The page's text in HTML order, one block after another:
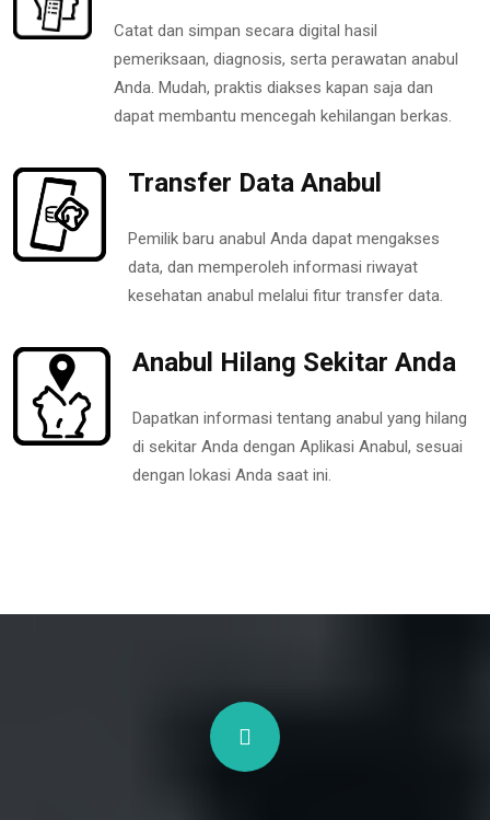
Catat dan simpan secara digital hasil
pemeriksaan, diagnosis, serta perawatan anabul
Anda. Mudah, praktis diakses kapan saja dan
dapat membantu mencegah kehilangan berkas.
Transfer Data Anabul
Pemilik baru anabul Anda dapat mengakses
data, dan memperoleh informasi riwayat
kesehatan anabul melalui fitur transfer data.
Anabul Hilang Sekitar Anda
Dapatkan informasi tentang anabul yang hilang
di sekitar Anda dengan Aplikasi Anabul, sesuai
dengan lokasi Anda saat ini.